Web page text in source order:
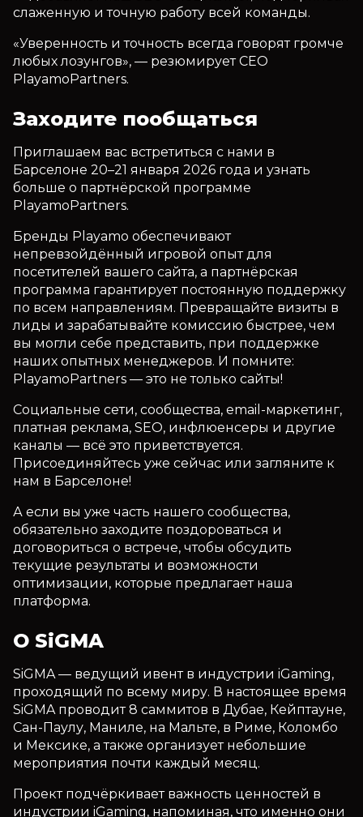
слаженную и точную работу всей команды.
«Уверенность и точность всегда говорят громче
любых лозунгов», — резюмирует CEO
PlayamoPartners.
Заходите пообщаться
Приглашаем вас встретиться с нами в
Барселоне 20–21 января 2026 года и узнать
больше о партнёрской программе
PlayamoPartners.
Бренды Playamo обеспечивают
непревзойдённый игровой опыт для
посетителей вашего сайта, а партнёрская
программа гарантирует постоянную поддержку
по всем направлениям. Превращайте визиты в
лиды и зарабатывайте комиссию быстрее, чем
вы могли себе представить, при поддержке
наших опытных менеджеров. И помните:
PlayamoPartners — это не только сайты!
Социальные сети, сообщества, email-маркетинг,
платная реклама, SEO, инфлюенсеры и другие
каналы — всё это приветствуется.
Присоединяйтесь уже сейчас или загляните к
нам в Барселоне!
А если вы уже часть нашего сообщества,
обязательно заходите поздороваться и
договориться о встрече, чтобы обсудить
текущие результаты и возможности
оптимизации, которые предлагает наша
платформа.
О SiGMA
SiGMA — ведущий ивент в индустрии iGaming,
проходящий по всему миру. В настоящее время
SiGMA проводит 8 саммитов в Дубае, Кейптауне,
Сан-Паулу, Маниле, на Мальте, в Риме, Коломбо
и Мексике, а также организует небольшие
мероприятия почти каждый месяц.
Проект подчёркивает важность ценностей в
индустрии iGaming, напоминая, что именно они